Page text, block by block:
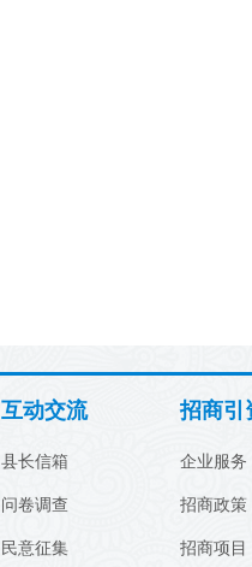
互动交流
县长信箱
问卷调查
民意征集
招商引
企业服务
招商政策
招商项目